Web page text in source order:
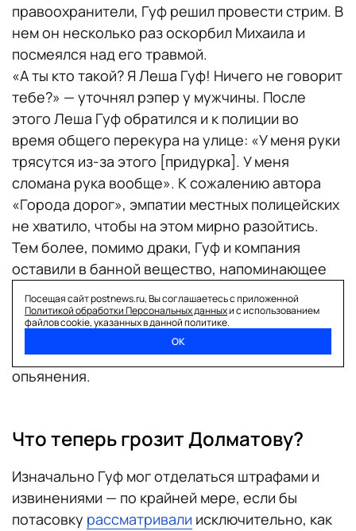
правоохранители, Гуф решил провести стрим. В
нем он несколько раз оскорбил Михаила и
посмеялся над его травмой.
«А ты кто такой? Я Леша Гуф! Ничего не говорит
тебе?» — уточнял рэпер у мужчины. После
этого Леша Гуф обратился и к полиции во
время общего перекура на улице: «У меня руки
трясутся из-за этого [придурка]. У меня
сломана рука вообще». К сожалению автора
«Города дорог», эмпатии местных полицейских
не хватило, чтобы на этом мирно разойтись.
Тем более, помимо драки, Гуф и компания
оставили в банной вещество, напоминающее
отправили на экспертизу. Сам же Алексей
отказался проходить освидетельствование на
состояние наркотического и алкогольного
опьянения.
Что теперь грозит Долматову?
Изначально Гуф мог отделаться штрафами и
извинениями — по крайней мере, если бы
потасовку рассматривали исключительно, как
Посещая сайт postnews.ru, Вы соглашаетесь с приложенной
Политикой обработки Персональных данныхи с использованием
файлов cookie, указанных в данной политике.
ОК